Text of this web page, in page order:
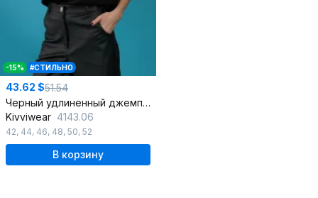
-15% #СТИЛЬНО
43.62 $51.54
Черный удлиненный джемпер с пайетками и приспущенным рукавом
Kivviwear 4143.06
42, 44, 46, 48, 50, 52
В корзину